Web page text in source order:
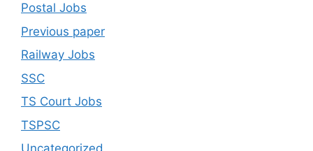
Postal Jobs
Previous paper
Railway Jobs
SSC
TS Court Jobs
TSPSC